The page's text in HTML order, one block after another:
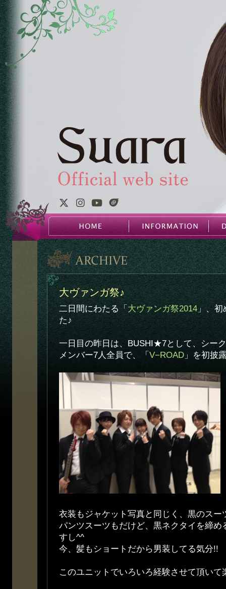
大ヴァンガ祭♪
二日間にわたる「 大ヴァンガ祭2014 」、
た♪
一日目の昨日は、BUSHI★7として、シー
メンバー7人全員で、「 V−ROAD 」を初披
衣装もジャケット写真と同じく、黒のス
パンツスーツもだけど、黒ネクタイを締め
すし^^
今、髪もショートだから男装してる気分!!
このユニットでいろいろ経験させて頂いて